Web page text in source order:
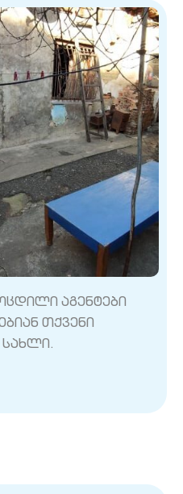
აგენტები
თქვენი